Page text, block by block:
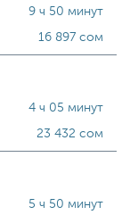
9 ч 50 минут
16 897 сом
4 ч 05 минут
23 432 сом
5 ч 50 минут